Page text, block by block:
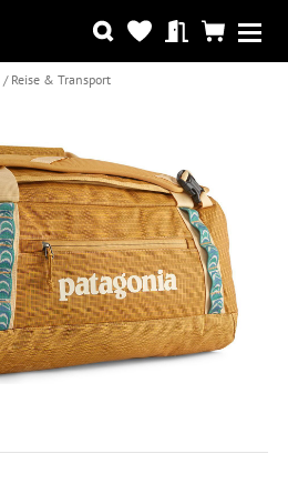
Reise & Transport